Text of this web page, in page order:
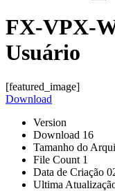
FX-VPX-
Usuário
[featured_image]
Download
Version
Download 16
Tamanho do
File Count 1
Data de Criação
Ultima